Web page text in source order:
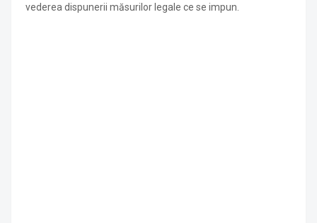
vederea dispunerii măsurilor legale ce se impun.